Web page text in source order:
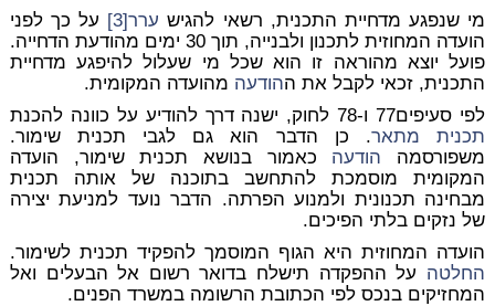
מי שנפגע מדחיית התכנית, רשאי להגיש ערר[3]
על כך לפני
הועדה המחוזית לתכנון ולבנייה, תוך 30 ימים מהודעת הדחייה.
פועל יוצא מהוראה זו הוא שכל מי שעלול להיפגע מדחיית
התכנית, זכאי לקבל את ההודעה מהועדה המקומית.
לפי סעיפים77 ו-78 לחוק, ישנה דרך להודיע על כוונה להכנת
תכנית מתאר. כן הדבר הוא גם לגבי תכנית שימור.
משפורסמה הודעה כאמור בנושא תכנית שימור, הועדה
המקומית מוסמכת להתחשב בתוכנה של אותה תכנית
מבחינה תכנונית ולמנוע הפרתה. הדבר נועד למניעת יצירה
של נזקים בלתי הפיכים.
הועדה המחוזית היא הגוף המוסמך להפקיד תכנית לשימור.
החלטה על ההפקדה תישלח בדואר רשום אל הבעלים ואל
המחזיקים בנכס לפי הכתובת הרשומה במשרד הפנים.